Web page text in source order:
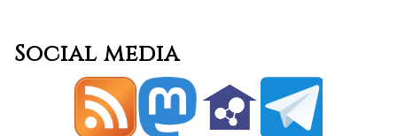
Social media